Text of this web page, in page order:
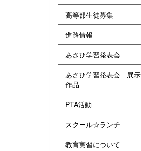
高等部生徒募集
進路情報
あさひ学習発表会
あさひ学習発表会 展示
作品
PTA活動
スクール☆ランチ
教育実習について